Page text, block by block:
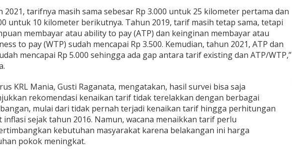
2021, tarifnya masih sama sebesar Rp 3.000 untuk 25 kilometer pertama dan
untuk 10 kilometer berikutnya. Tahun 2019, tarif masih tetap sama, tetapi
membayar atau ability to pay (ATP) dan keinginan membayar atau
to pay (WTP) sudah mencapai Rp 3.500. Kemudian, tahun 2021, ATP dan
mencapai Rp 5.000 sehingga ada gap antara tarif existing dan ATP/WTP,”
KRL Mania, Gusti Raganata, mengatakan, hasil survei bisa saja
rekomendasi kenaikan tarif tidak terelakkan dengan berbagai
mulai dari tidak pernah terjadi kenaikan tarif hingga perhitungan
inflasi sejak tahun 2016. Namun, wacana menaikkan tarif perlu
kebutuhan masyarakat karena belakangan ini harga
pokok meningkat.